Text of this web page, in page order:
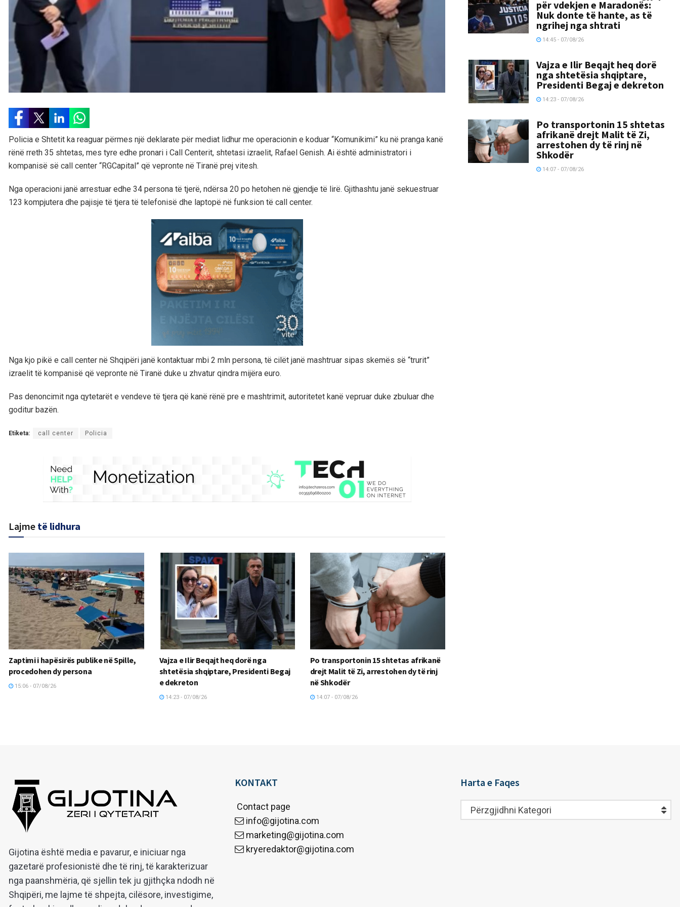
Policia e Shtetit ka reaguar përmes një deklarate për mediat lidhur me operacionin e koduar “Komunikimi” ku në pranga kanë
rënë rreth 35 shtetas, mes tyre edhe pronari i Call Centerit, shtetasi izraelit, Rafael Genish. Ai është administratori i
kompanisë së call center “RGCapital” që vepronte në Tiranë prej vitesh.
Nga operacioni janë arrestuar edhe 34 persona të tjerë, ndërsa 20 po hetohen në gjendje të lirë. Gjithashtu janë sekuestruar
123 kompjutera dhe pajisje të tjera të telefonisë dhe laptopë në funksion të call center.
Nga kjo pikë e call center në Shqipëri janë kontaktuar mbi 2 mln persona, të cilët janë mashtruar sipas skemës së “trurit”
izraelit të kompanisë që vepronte në Tiranë duke u zhvatur qindra mijëra euro.
Pas denoncimit nga qytetarët e vendeve të tjera që kanë rënë pre e mashtrimit, autoritetet kanë vepruar duke zbuluar dhe
goditur bazën.
Etiketa: call center Policia
Lajme të lidhura
Zaptimi i hapësirës publike në Spille,
procedohen dy persona
15:06 - 07/08/26
Vajza e Ilir Beqajt heq dorë nga
shtetësia shqiptare, Presidenti Begaj
e dekreton
14:23 - 07/08/26
Po transportonin 15 shtetas afrikanë
drejt Malit të Zi, arrestohen dy të rinj
në Shkodër
14:07 - 07/08/26
për vdekjen e Maradonës:
Nuk donte të hante, as të
ngrihej nga shtrati
14:45 - 07/08/26
Vajza e Ilir Beqajt heq dorë
nga shtetësia shqiptare,
Presidenti Begaj e dekreton
14:23 - 07/08/26
Po transportonin 15 shtetas
afrikanë drejt Malit të Zi,
arrestohen dy të rinj në
Shkodër
14:07 - 07/08/26
Gijotina është media e pavarur, e iniciuar nga
gazetarë profesionistë dhe të rinj, të karakterizuar
nga paanshmëria, që sjellin tek ju gjithçka ndodh në
Shqipëri, me lajme të shpejta, cilësore, investigime,
KONTAKT
Contact page
info@gijotina.com
marketing@gijotina.com
kryeredaktor@gijotina.com
Harta e Faqes
Harta
e
Përzgjidhni Kategori